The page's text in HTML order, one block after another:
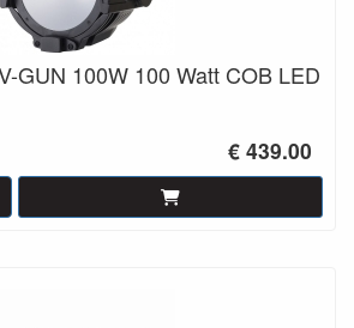
GUN 100W 100 Watt COB LED
€ 439.00